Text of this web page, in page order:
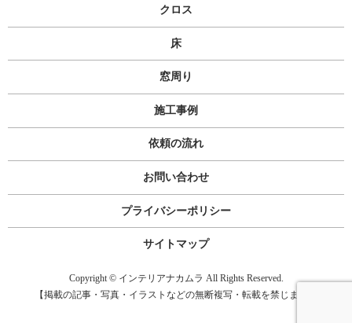
クロス
床
窓周り
施工事例
依頼の流れ
お問い合わせ
プライバシーポリシー
サイトマップ
Copyright © インテリアナカムラ All Rights Reserved.
【掲載の記事・写真・イラストなどの無断複写・転載を禁じます】